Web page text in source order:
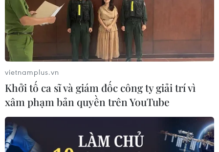
vietnamplus.vn
Khởi tố ca sĩ và giám đốc công ty giải trí vì
xâm phạm bản quyền trên YouTube